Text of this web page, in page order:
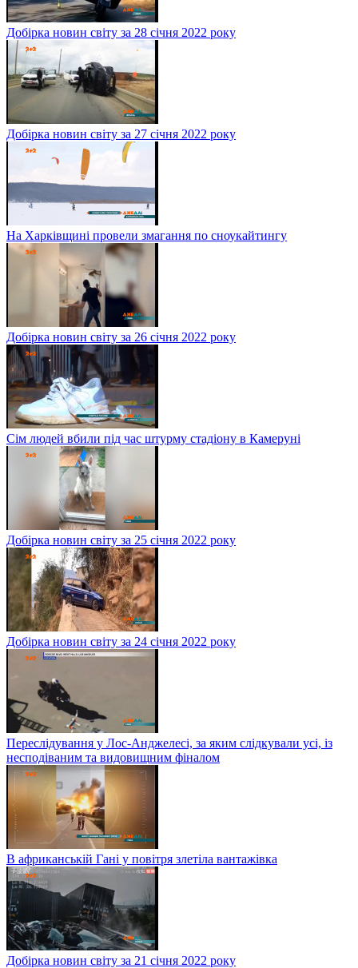
Добірка новин світу за 28 січня 2022 року
Добірка новин світу за 27 січня 2022 року
На Харківщині провели змагання по сноукайтингу
Добірка новин світу за 26 січня 2022 року
Сім людей вбили під час штурму стадіону в Камеруні
Добірка новин світу за 25 січня 2022 року
Добірка новин світу за 24 січня 2022 року
Переслідування у Лос-Анджелесі, за яким слідкували усі, із
несподіваним та видовищним фіналом
В африканській Гані у повітря злетіла вантажівка
Добірка новин світу за 21 січня 2022 року